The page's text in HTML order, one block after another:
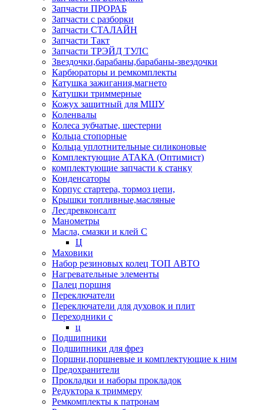
Запчасти ПРОРАБ
Запчасти с разборки
Запчасти СТАЛАЙН
Запчасти Такт
Запчасти ТРЭЙД ТУЛС
Звездочки,барабаны,барабаны-звездочки
Карбюраторы и ремкомплекты
Катушка зажигания,магнето
Катушки триммерные
Кожух защитный для МШУ
Коленвалы
Колеса зубчатые, шестерни
Кольца стопорные
Кольца уплотнительные силиконовые
Комплектующие АТАКА (Оптимист)
комплектующие запчасти к станку
Конденсаторы
Корпус стартера, тормоз цепи,
Крышки топливные,масляные
Лесдревконсалт
Манометры
Масла, смазки и клей С
Ц
Маховики
Набор резиновых колец ТОП АВТО
Нагревательные элементы
Палец поршня
Переключатели
Переключатели для духовок и плит
Переходники с
ц
Подшипники
Подшипники для фрез
Поршни,поршневые и комплектующие к ним
Предохранители
Прокладки и наборы прокладок
Редуктора к триммеру
Ремкомплекты к патронам